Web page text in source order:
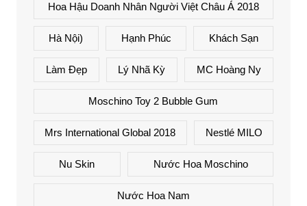
Hoa Hậu Doanh Nhân Người Việt Châu Á 2018
Hà Nội) Hạnh Phúc Khách Sạn
Làm Đẹp Lý Nhã Kỳ MC Hoàng Ny
Moschino Toy 2 Bubble Gum
Mrs International Global 2018 Nestlé MILO
Nu Skin Nước Hoa Moschino
Nước Hoa Nam